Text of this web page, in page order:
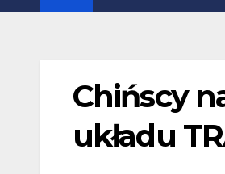
Chińscy
układu